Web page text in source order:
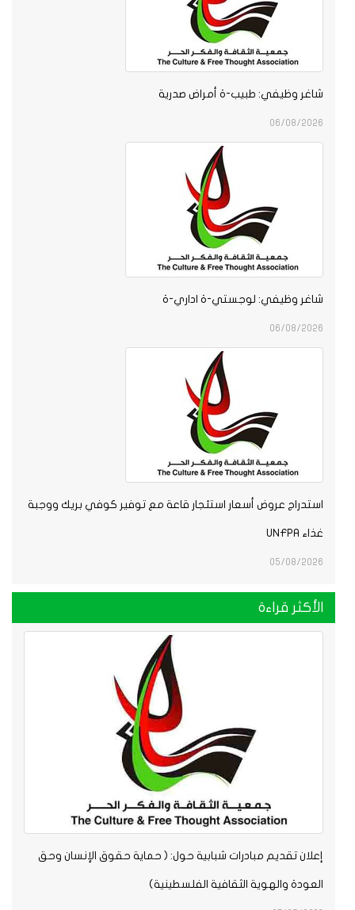
وظيفي: طبيب-ة أمراض صدرية
06/08/
وظيفي: لوجستي-ة اداري-ة
06/08/
عروض أسعار استئجار قاعة مع توفير كوفي بريك ووجبة
05/08/
قراءة
تقديم مبادرات شبابية حول: ( حماية حقوق الإنسان وحق
والهوية الثقافية الفلسطينية)